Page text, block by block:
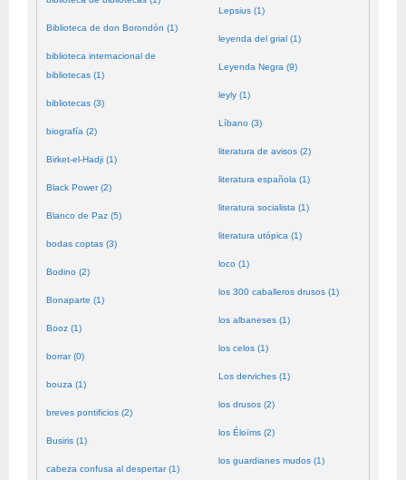
Biblioteca de don Borondón (1)
biblioteca internacional de
bibliotecas (1)
bibliotecas (3)
biografía (2)
Birket-el-Hadji (1)
Black Power (2)
Blanco de Paz (5)
bodas coptas (3)
Bodino (2)
Bonaparte (1)
Booz (1)
borrar (0)
bouza (1)
breves pontificios (2)
Busiris (1)
cabeza confusa al despertar (1)
Lepsius (1)
leyenda del grial (1)
Leyenda Negra (9)
leyly (1)
Líbano (3)
literatura de avisos (2)
literatura española (1)
literatura socialista (1)
literatura utópica (1)
loco (1)
los 300 caballeros drusos (1)
los albaneses (1)
los celos (1)
Los derviches (1)
los drusos (2)
los Éloïms (2)
los guardianes mudos (1)